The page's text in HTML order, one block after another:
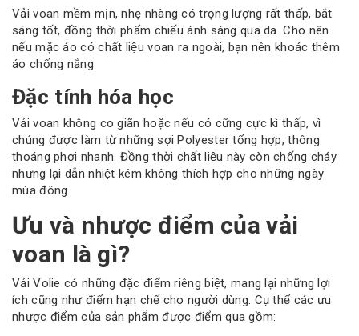
Vải voan mềm mịn, nhẹ nhàng có trọng lượng rất thấp, bắt
sáng tốt, đồng thời phẩm chiếu ánh sáng qua da. Cho nên
nếu mặc áo có chất liệu voan ra ngoài, bạn nên khoác thêm
áo chống nắng
Đặc tính hóa học
Vải voan không co giãn hoặc nếu có cững cực kì thấp, vì
chúng được làm từ những sợi Polyester tổng hợp, thông
thoáng phơi nhanh. Đồng thời chất liệu này còn chống cháy
nhưng lại dẫn nhiệt kém không thích hợp cho những ngày
mùa đông.
Ưu và nhược điểm của vải
voan là gì?
Vải Volie có những đặc điểm riêng biệt, mang lại những lợi
ích cũng như điểm hạn chế cho người dùng. Cụ thể các ưu
nhược điểm của sản phẩm được điểm qua gồm: